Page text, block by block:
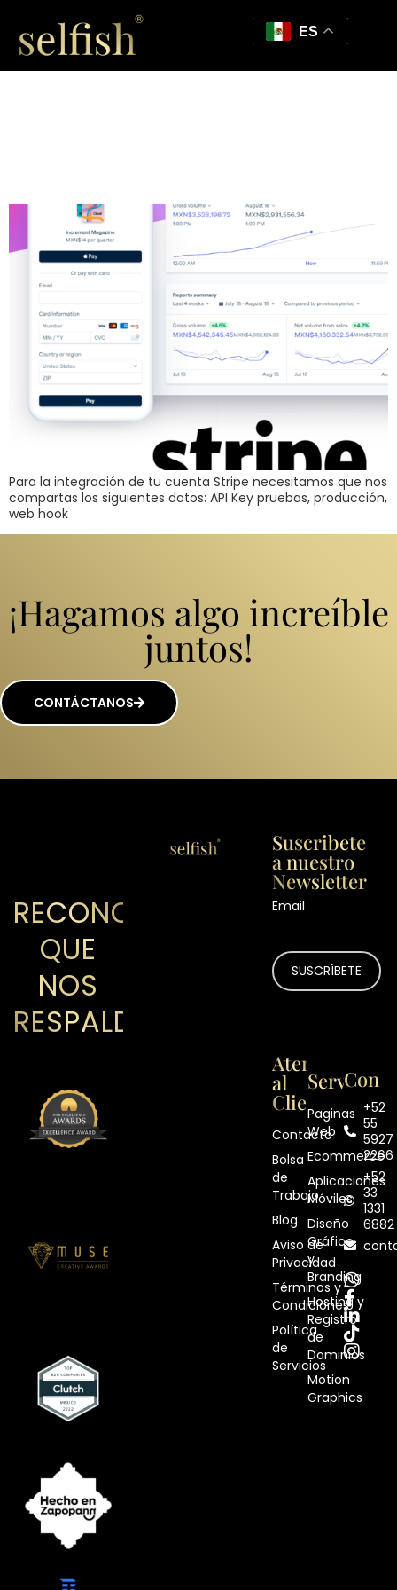
Para la integración de tu cuenta Stripe necesitamos que nos
compartas los siguientes datos: API Key pruebas, producción,
web hook
¡Hagamos algo increíble
juntos!
CONTÁCTANOS
RECONOCIMIENTOS
QUE
NOS
RESPALDAN
Suscribete
a nuestro
Newsletter
Email
Atención
al
Cliente
Contacto
Bolsa
de
Trabajo
Blog
Aviso de
Privacidad
Términos y
Condiciones
Política
de
Servicios
Servicios
Paginas
Web
Ecommerce
Aplicaciones
Móviles
Diseño
Gráfico
y
Branding
Hosting y
Registro
de
Dominios
Motion
Graphics
+52
55
5927
2266
+52
33
1331
6882
ES